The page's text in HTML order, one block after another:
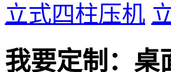
立式四柱压机
我要定制： 桌